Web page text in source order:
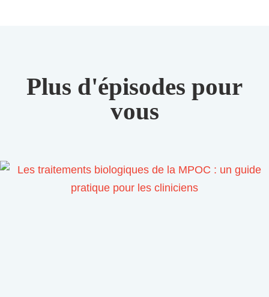
Plus d'épisodes pour
vous